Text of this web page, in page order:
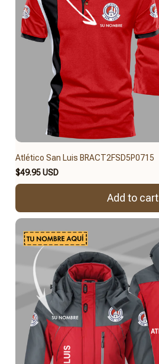
Atlético San Luis BRACT2FSD5P0715
$49.95 USD
Add to cart